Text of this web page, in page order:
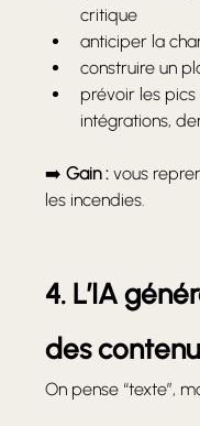
critique
anticiper la
construire un
prévoir les pics
intégrations,
➡️ Gain : vous
les incendies.
4. L’IA
des
On pense “texte”,